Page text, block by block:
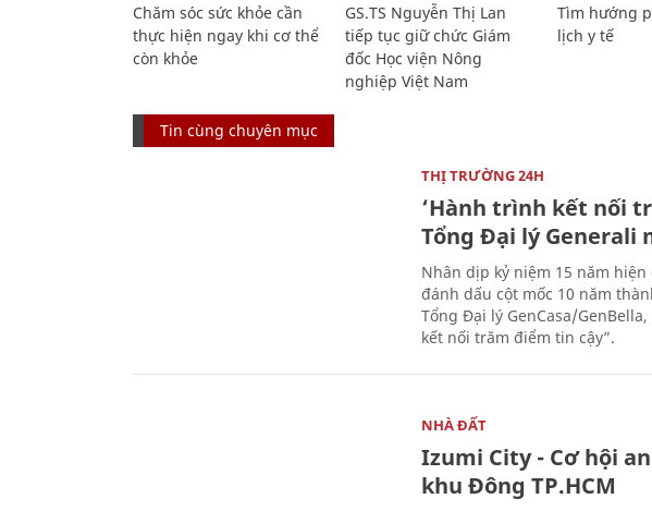
Chăm sóc sức khỏe cần
thực hiện ngay khi cơ thể
còn khỏe
GS.TS Nguyễn Thị Lan
tiếp tục giữ chức Giám
đốc Học viện Nông
nghiệp Việt Nam
Tìm hướng
lịch y tế
Tin cùng chuyên mục
THỊ TRƯỜNG 24H
‘Hành trình kết nối
Tổng Đại lý Generali
Nhân dịp kỷ niệm 15 năm
đánh dấu cột mốc 10 năm
Tổng Đại lý GenCasa/
kết nối trăm điểm tin cậy”.
NHÀ ĐẤT
Izumi City - Cơ hội
khu Đông TP.HCM